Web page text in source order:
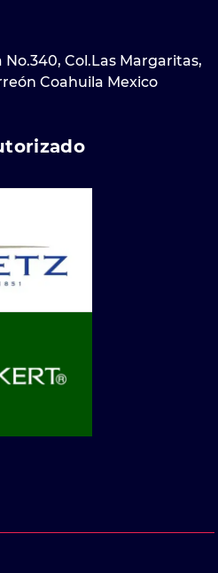
No.340, Col.Las Margaritas,
Coahuila Mexico